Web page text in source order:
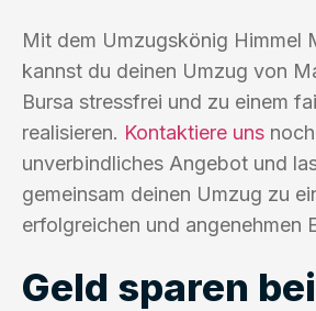
Mit dem Umzugskönig Himmel
kannst du deinen Umzug von
Bursa stressfrei und zu einem
realisieren. Kontaktiere uns
unverbindliches Angebot und
gemeinsam deinen Umzug zu
erfolgreichen und angenehmen
Geld sparen